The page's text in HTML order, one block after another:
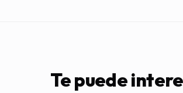
Te puede